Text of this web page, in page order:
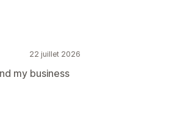
22 juillet 2026
my business